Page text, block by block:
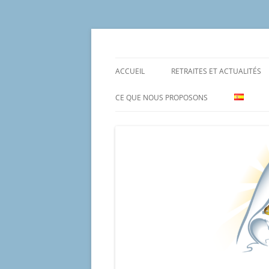
Aller
ACCUEIL RETRAITES ET ACTUALITÉS
CE QUE NOUS PROPOSONS